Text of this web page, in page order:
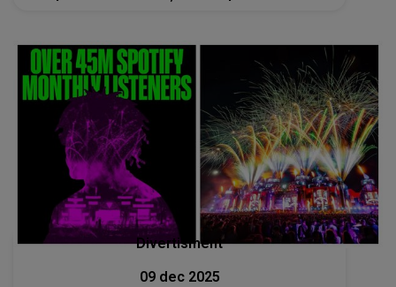
Divertisment
09 dec 2025